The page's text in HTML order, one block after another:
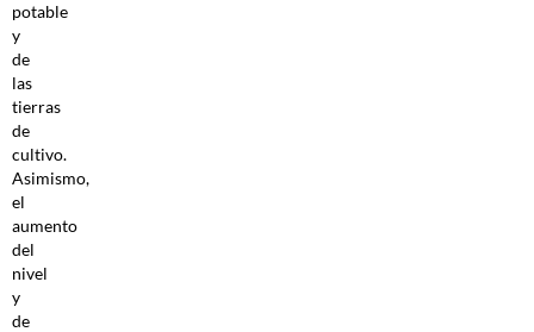
potable
y
de
las
tierras
de
cultivo.
Asimismo,
el
aumento
del
nivel
y
de